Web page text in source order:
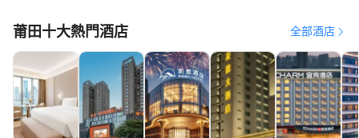
莆田十大熱門酒店 全部酒店